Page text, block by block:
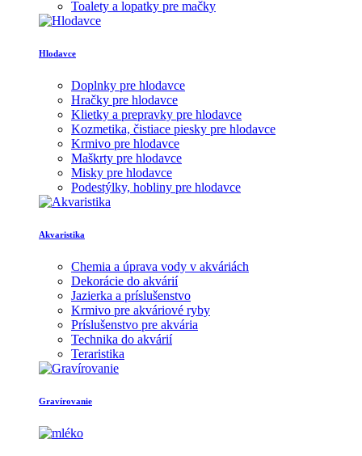
Toalety a lopatky pre mačky
Hlodavce
Doplnky pre hlodavce
Hračky pre hlodavce
Klietky a prepravky pre hlodavce
Kozmetika, čistiace piesky pre hlodavce
Krmivo pre hlodavce
Maškrty pre hlodavce
Misky pre hlodavce
Podestýlky, hobliny pre hlodavce
Akvaristika
Chemia a úprava vody v akváriách
Dekorácie do akvárií
Jazierka a príslušenstvo
Krmivo pre akváriové ryby
Príslušenstvo pre akvária
Technika do akvárií
Teraristika
Gravírovanie